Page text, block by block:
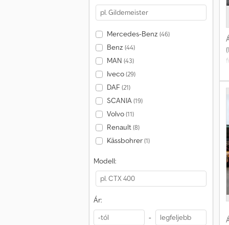
Mercedes-Benz (46)
Benz (44)
MAN (43)
Iveco(29)
DAF (21)
SCANIA(19)
Volvo(11)
Renault(8)
Kässbohrer(1)
Modell:
Ár:
-